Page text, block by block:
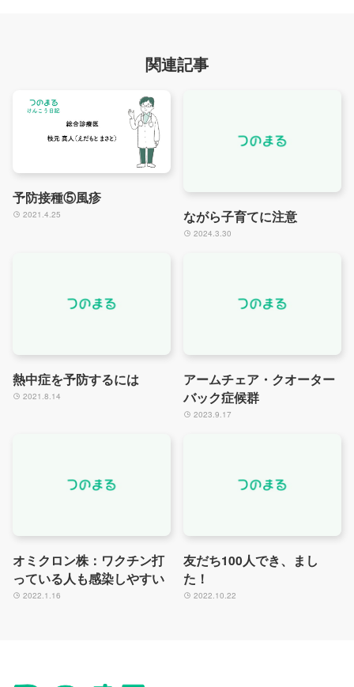
関連記事
予防接種⑤風疹
2021.4.25 ながら子育てに注意
2024.3.30
熱中症を予防するには
2021.8.14
アームチェア・クオーター
バック症候群
2023.9.17
オミクロン株：ワクチン打
っている人も感染しやすい
2022.1.16
友だち100人でき、まし
た！
2022.10.22